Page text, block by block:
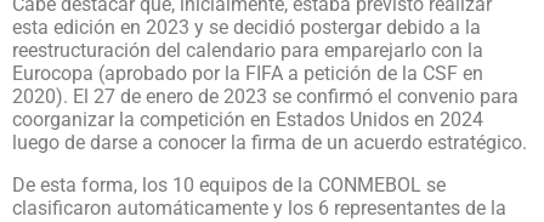
esta edición en 2023 y se decidió postergar debido a la
reestructuración del calendario para emparejarlo con la
Eurocopa (aprobado por la FIFA a petición de la CSF en
2020). El 27 de enero de 2023 se confirmó el convenio para
coorganizar la competición en Estados Unidos en 2024
luego de darse a conocer la firma de un acuerdo estratégico.
De esta forma, los 10 equipos de la CONMEBOL se
clasificaron automáticamente y los 6 representantes de la